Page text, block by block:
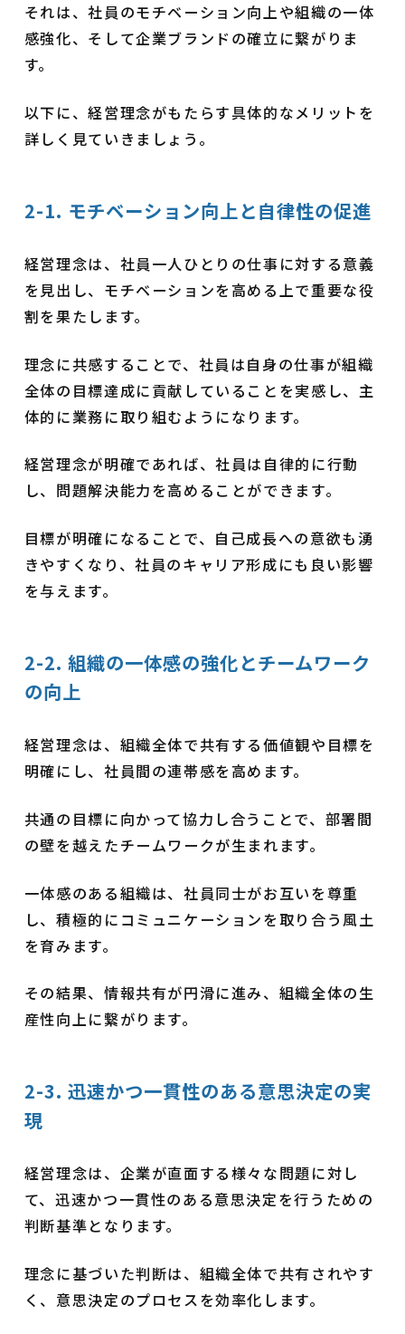
それは、社員のモチベーション向上や組織の一体
感強化、そして企業ブランドの確立に繋がりま
す。
以下に、経営理念がもたらす具体的なメリットを
詳しく見ていきましょう。
2-1. モチベーション向上と自律性の促進
経営理念は、社員一人ひとりの仕事に対する意義
を見出し、モチベーションを高める上で重要な役
割を果たします。
理念に共感することで、社員は自身の仕事が組織
全体の目標達成に貢献していることを実感し、主
体的に業務に取り組むようになります。
経営理念が明確であれば、社員は自律的に行動
し、問題解決能力を高めることができます。
目標が明確になることで、自己成長への意欲も湧
きやすくなり、社員のキャリア形成にも良い影響
を与えます。
2-2. 組織の一体感の強化とチームワーク
の向上
経営理念は、組織全体で共有する価値観や目標を
明確にし、社員間の連帯感を高めます。
共通の目標に向かって協力し合うことで、部署間
の壁を越えたチームワークが生まれます。
一体感のある組織は、社員同士がお互いを尊重
し、積極的にコミュニケーションを取り合う風土
を育みます。
その結果、情報共有が円滑に進み、組織全体の生
産性向上に繋がります。
2-3. 迅速かつ一貫性のある意思決定の実
現
経営理念は、企業が直面する様々な問題に対し
て、迅速かつ一貫性のある意思決定を行うための
判断基準となります。
理念に基づいた判断は、組織全体で共有されやす
く、意思決定のプロセスを効率化します。